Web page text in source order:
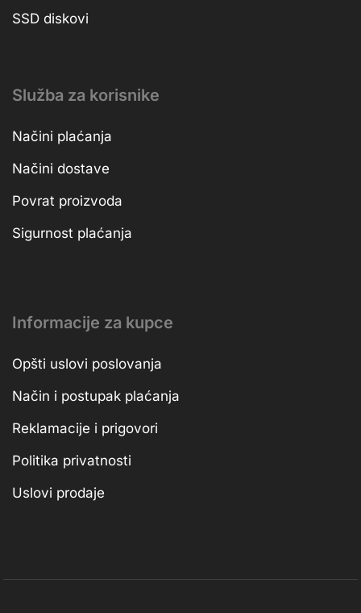
SSD diskovi
Služba za korisnike
Načini plaćanja
Načini dostave
Povrat proizvoda
Sigurnost plaćanja
Informacije za kupce
Opšti uslovi poslovanja
Način i postupak plaćanja
Reklamacije i prigovori
Politika privatnosti
Uslovi prodaje